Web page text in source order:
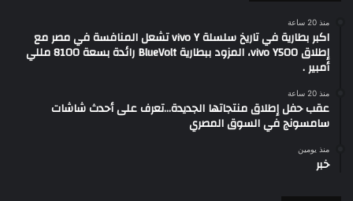
منذ 20 ساعة
اكبر بطارية في تاريخ سلسلة vivo Y تشعل المنافسة في مصر مع
إطلاق vivo Y500، المزود ببطارية BlueVolt رائدة بسعة 8100 مللي
أمبير .
منذ 20 ساعة
عقب حفل إطلاق منتجاتها الجديدة…تعرف على أحدث شاشات
سامسونج في السوق المصري
منذ يومين
خبر